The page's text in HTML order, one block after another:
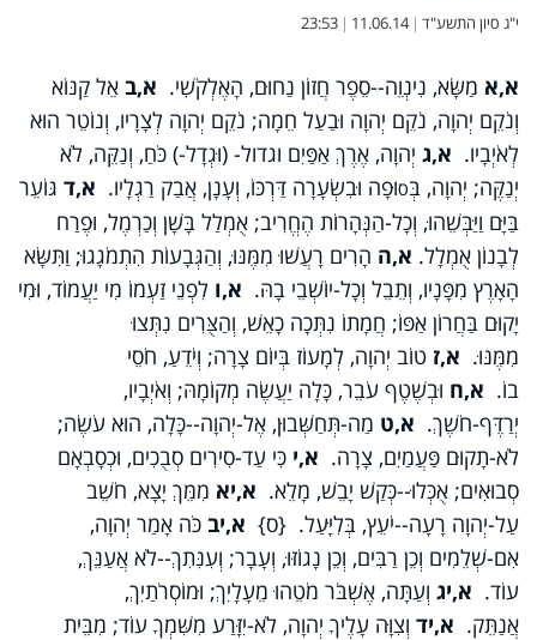
י"ג סיון התשע"ד |
11.06.14
|
23:53
א,א מַשָּׂא, נִינְוֵה--סֵפֶר חֲזוֹן נַחוּם, הָאֶלְקֹשִׁי. א,ב אֵל קַנּוֹא
וְנֹקֵם יְהוָה, נֹקֵם יְהוָה וּבַעַל חֵמָה; נֹקֵם יְהוָה לְצָרָיו, וְנוֹטֵר הוּא
לְאֹיְבָיו. א,ג יְהוָה, אֶרֶךְ אַפַּיִם וגדול- (וּגְדָל-) כֹּחַ, וְנַקֵּה, לֹא
יְנַקֶּה; יְהוָה, בְּסוּפָה וּבִשְׂעָרָה דַּרְכּוֹ, וְעָנָן, אֲבַק רַגְלָיו. א,ד גּוֹעֵר
בַּיָּם וַיַּבְּשֵׁהוּ, וְכָל-הַנְּהָרוֹת הֶחֱרִיב; אֻמְלַל בָּשָׁן וְכַרְמֶל, וּפֶרַח
לְבָנוֹן אֻמְלָל. א,ה הָרִים רָעֲשׁוּ מִמֶּנּוּ, וְהַגְּבָעוֹת הִתְמֹגָגוּ; וַתִּשָּׂא
הָאָרֶץ מִפָּנָיו, וְתֵבֵל וְכָל-יוֹשְׁבֵי בָהּ. א,ו לִפְנֵי זַעְמוֹ מִי יַעֲמוֹד, וּמִי
יָקוּם בַּחֲרוֹן אַפּוֹ; חֲמָתוֹ נִתְּכָה כָאֵשׁ, וְהַצֻּרִים נִתְּצוּ
מִמֶּנּוּ. א,ז טוֹב יְהוָה, לְמָעוֹז בְּיוֹם צָרָה; וְיֹדֵעַ, חֹסֵי
בוֹ. א,ח וּבְשֶׁטֶף עֹבֵר, כָּלָה יַעֲשֶׂה מְקוֹמָהּ; וְאֹיְבָיו,
יְרַדֶּף-חֹשֶׁךְ. א,ט מַה-תְּחַשְּׁבוּן, אֶל-יְהוָה--כָּלָה, הוּא עֹשֶׂה;
לֹא-תָקוּם פַּעֲמַיִם, צָרָה. א,י כִּי עַד-סִירִים סְבֻכִים, וּכְסָבְאָם
סְבוּאִים; אֻכְּלוּ--כְּקַשׁ יָבֵשׁ, מָלֵא. א,יא מִמֵּךְ יָצָא, חֹשֵׁב
עַל-יְהוָה רָעָה--יֹעֵץ, בְּלִיָּעַל. {ס} א,יב כֹּה אָמַר יְהוָה,
אִם-שְׁלֵמִים וְכֵן רַבִּים, וְכֵן נָגוֹזּוּ, וְעָבָר; וְעִנִּתִךְ--לֹא אֲעַנֵּךְ,
עוֹד. א,יג וְעַתָּה, אֶשְׁבֹּר מֹטֵהוּ מֵעָלָיִךְ; וּמוֹסְרֹתַיִךְ,
אֲנַתֵּק. א,יד וְצִוָּה עָלֶיךָ יְהוָה, לֹא-יִזָּרַע מִשִּׁמְךָ עוֹד; מִבֵּית